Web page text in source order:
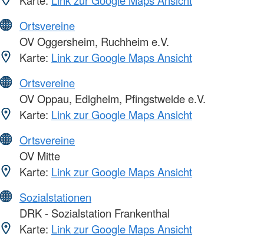
Ortsvereine
OV Oggersheim, Ruchheim e.V.
Karte: Link zur Google Maps Ansicht
Ortsvereine
OV Oppau, Edigheim, Pfingstweide e.V.
Karte: Link zur Google Maps Ansicht
Ortsvereine
OV Mitte
Karte: Link zur Google Maps Ansicht
Sozialstationen
DRK - Sozialstation Frankenthal
Karte: Link zur Google Maps Ansicht